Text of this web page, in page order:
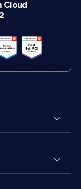
Cloud